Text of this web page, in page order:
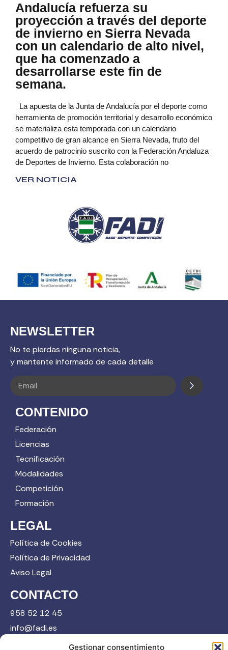
Gestionar consentimiento
Andalucía refuerza su
proyección a través del deporte
de invierno en Sierra Nevada
con un calendario de alto nivel,
que ha comenzado a
desarrollarse este fin de
semana.
La apuesta de la Junta de Andalucía por el deporte como
herramienta de promoción territorial y desarrollo económico
se materializa esta temporada con un calendario
competitivo de gran alcance en Sierra Nevada, fruto del
acuerdo de patrocinio suscrito con la Federación Andaluza
de Deportes de Invierno. Esta colaboración no
VER NOTICIA
NEWSLETTER
No te pierdas ninguna noticia,
y mantente informado de cada detalle
CONTENIDO
Federación
Licencias
Tecnificación
Modalidades
Competición
Formación
LEGAL
Política de Cookies
Política de Privacidad
Aviso Legal
CONTACTO
958 52 12 45
info@fadi.es
C/ Carmen de Burgos, 14, 18008 Granada